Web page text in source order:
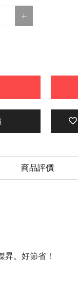
商品評價
。好節省！